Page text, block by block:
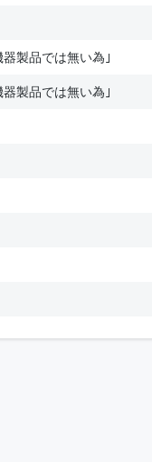
製品では無い為｣
製品では無い為｣